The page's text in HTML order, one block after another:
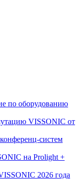
по оборудованию
VISSONIC от
систем
на Prolight +
2026 года